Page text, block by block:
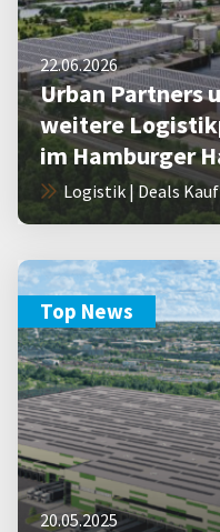
22.06.2026
Urban Partners
weitere
im Hamburger
Logistik | Deals Kauf
Top News
20.05.2025